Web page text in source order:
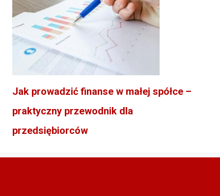
Jak prowadzić finanse w małej spółce –
praktyczny przewodnik dla
przedsiębiorców